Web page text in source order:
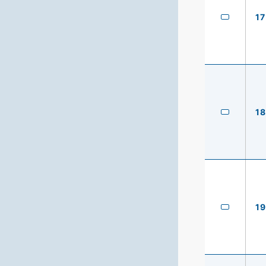
17
18
19